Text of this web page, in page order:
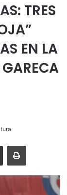
TRES
EN LA
Enviar vía email Imprimir